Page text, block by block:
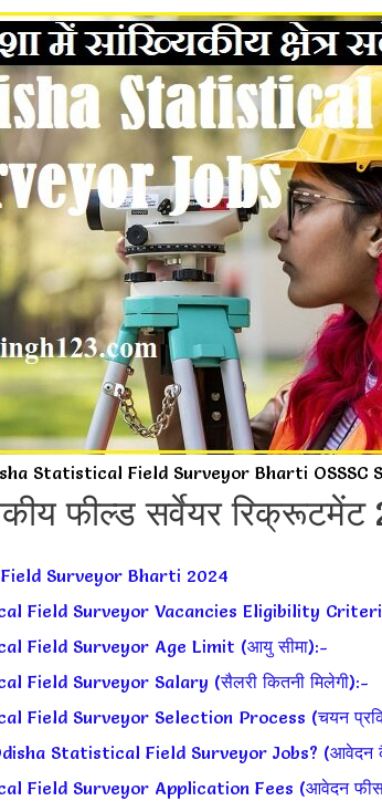
Statistical Field Surveyor Bharti OSSSC
फील्ड सर्वेयर रिक्रूटमेंट
Surveyor Bharti 2024
Field Surveyor Vacancies Eligibility
Field Surveyor Age Limit (आयु सीमा):-
Field Surveyor Salary (सैलरी कितनी मिलेगी):-
Field Surveyor Selection Process (चयन
Statistical Field Surveyor Jobs? (आवेदन
Field Surveyor Application Fees (आवेदन